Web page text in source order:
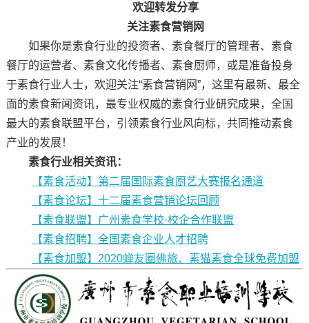
欢迎转发分享
关注素食营销网
如果你是素食行业的投资者、素食餐厅的管理者、素食
餐厅的运营者、素食文化传播者、素食厨师，或是准备投身
于素食行业人士，欢迎关注“素食营销网”，这里有最新、最全
面的素食新闻资讯，最专业权威的素食行业研究成果，全国
最大的素食联盟平台，引领素食行业风向标，共同推动素食
产业的发展！
素食行业相关资讯：
【素食活动】第二届国际素食厨艺大赛报名通道
【素食论坛】十二届素食营销论坛回顾
【素食联盟】广州素食学校·校企合作联盟
【素食招聘】全国素食企业人才招聘
【素食加盟】2020蝉友圈佛旅、素猫素食全球免费加盟